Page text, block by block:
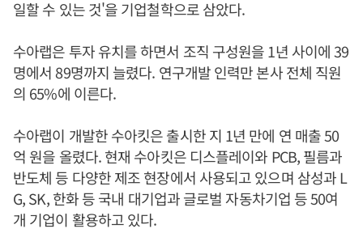
일할 수 있는 것'을 기업철학으로 삼았다.
수아랩은 투자 유치를 하면서 조직 구성원을 1년 사이에 39
명에서 89명까지 늘렸다. 연구개발 인력만 본사 전체 직원
의 65%에 이른다.
수아랩이 개발한 수아킷은 출시한 지 1년 만에 연 매출 50
억 원을 올렸다. 현재 수아킷은 디스플레이와 PCB, 필름과
반도체 등 다양한 제조 현장에서 사용되고 있으며 삼성과 L
G, SK, 한화 등 국내 대기업과 글로벌 자동차기업 등 50여
개 기업이 활용하고 있다.